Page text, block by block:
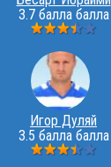
3.7 балла балла
Игор Дуляй
3.5 балла балла